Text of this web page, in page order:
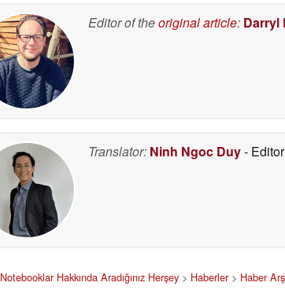
Editor of theoriginal article: Darryl
Translator: Ninh Ngoc Duy-
Notebooklar Hakkında Aradığınız Herşey> Haberler> Haber